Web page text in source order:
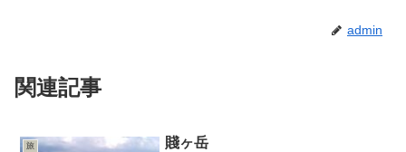
admin
関連記事
旅 賤ヶ岳